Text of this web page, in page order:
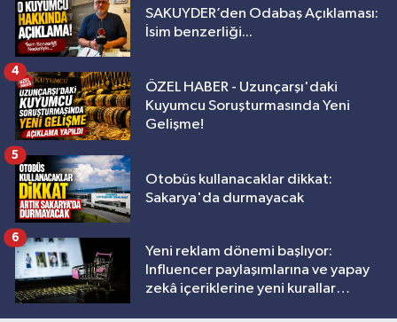
SAKUYDER’den Odabaş Açıklaması:
İsim benzerliği...
ÖZEL HABER - Uzunçarşı'daki
Kuyumcu Soruşturmasında Yeni
Gelişme!
4
Otobüs kullanacaklar dikkat:
Sakarya'da durmayacak
5
Yeni reklam dönemi başlıyor:
Influencer paylaşımlarına ve yapay
zekâ içeriklerine yeni kurallar
6